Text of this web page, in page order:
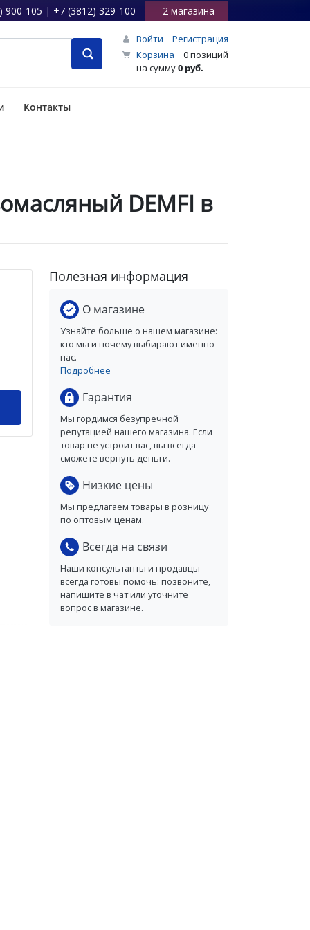
900-105 | +7 (3812) 329-100 2 магазина
Войти
Регистрация
Корзина
0 позиций
на сумму0 руб.
Контакты
DEMFI в
Полезная информация
О магазине
Узнайте больше о нашем магазине:
кто мы и почему выбирают именно
нас.
Подробнее
Гарантия
Мы гордимся безупречной
репутацией нашего магазина. Если
товар не устроит вас, вы всегда
сможете вернуть деньги.
Низкие цены
Мы предлагаем товары в розницу
по оптовым ценам.
Всегда на связи
Наши консультанты и продавцы
всегда готовы помочь: позвоните,
напишите в чат или уточните
вопрос в магазине.